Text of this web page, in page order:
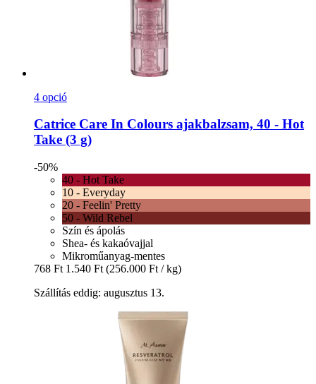
4 opció
Catrice Care In Colours ajakbalzsam, 40 -​ Hot
Take (3 g)
-50%
40 - Hot Take
10 - Everyday
20 - Feelin' Pretty
50 - Wild Rebel
Szín és ápolás
Shea- és kakaóvajjal
Mikroműanyag-mentes
768 Ft 1.540 Ft (256.000 Ft / kg)
Szállítás eddig: augusztus 13.